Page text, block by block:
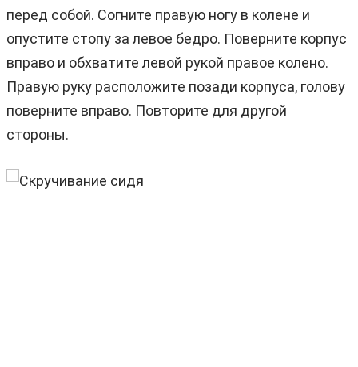
перед собой. Согните правую ногу в колене и
опустите стопу за левое бедро. Поверните корпус
вправо и обхватите левой рукой правое колено.
Правую руку расположите позади корпуса, голову
поверните вправо. Повторите для другой
стороны.